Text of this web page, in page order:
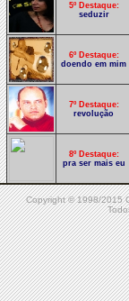
5º Destaque:
seduzir
6º Destaque:
doendo em mim
7º Destaque:
revolução
8º Destaque:
pra ser mais eu
9º Destaque:
funk rio
10º Destaque:
na mira
Copyright © 1998/2015